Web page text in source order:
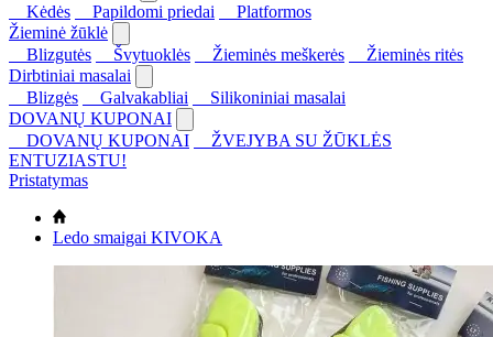
Kėdės
Papildomi priedai
Platformos
Žieminė žūklė
Blizgutės
Švytuoklės Žieminės meškerės
Žieminės ritės
Dirbtiniai masalai
Blizgės
Galvakabliai
Silikoniniai masalai
DOVANŲ KUPONAI
DOVANŲ KUPONAI
ŽVEJYBA SU ŽŪKLĖS
ENTUZIASTU!
Pristatymas
Ledo smaigai KIVOKA